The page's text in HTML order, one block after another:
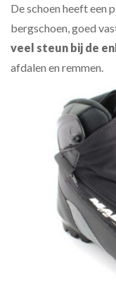
De schoen heeft een
bergschoen, goed
veel steun bij de
afdalen en remmen.